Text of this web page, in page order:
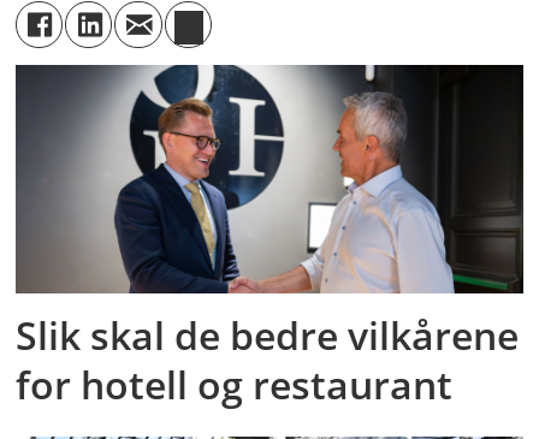
Slik skal de bedre vilkårene
for hotell og restaurant